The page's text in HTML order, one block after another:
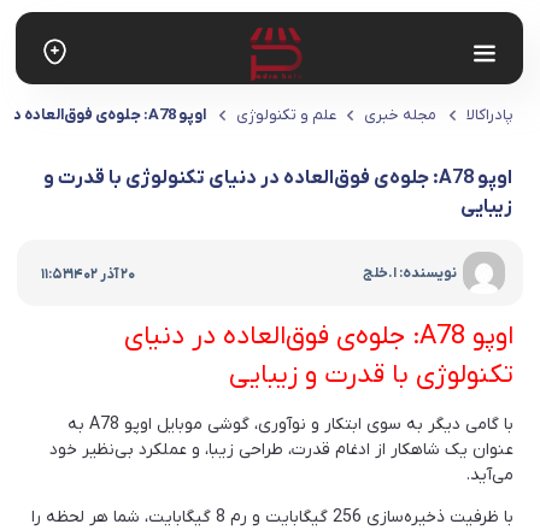
پادراکالا مجله خبری علم و تکنولوژی اوپو A78: جلوه‌ی فوق‌العاده در دنیای تکنولوژی با قدرت و زیبایی
اوپو A78: جلوه‌ی فوق‌العاده در دنیای تکنولوژی با قدرت و
زیبایی
نویسنده: ا.خلج 20 آذر 1402 |
11:53
اوپو A78: جلوه‌ی فوق‌العاده در دنیای
تکنولوژی با قدرت و زیبایی
با گامی دیگر به سوی ابتکار و نوآوری، گوشی موبایل اوپو A78 به
عنوان یک شاهکار از ادغام قدرت، طراحی زیبا، و عملکرد بی‌نظیر خود
می‌آید.
با ظرفیت ذخیره‌سازی 256 گیگابایت و رم 8 گیگابایت، شما هر لحظه را